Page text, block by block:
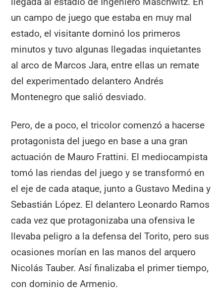
un campo de juego que estaba en muy mal
estado, el visitante dominó los primeros
minutos y tuvo algunas llegadas inquietantes
al arco de Marcos Jara, entre ellas un remate
del experimentado delantero Andrés
Montenegro que salió desviado.
Pero, de a poco, el tricolor comenzó a hacerse
protagonista del juego en base a una gran
actuación de Mauro Frattini. El mediocampista
tomó las riendas del juego y se transformó en
el eje de cada ataque, junto a Gustavo Medina y
Sebastián López. El delantero Leonardo Ramos
cada vez que protagonizaba una ofensiva le
llevaba peligro a la defensa del Torito, pero sus
ocasiones morían en las manos del arquero
Nicolás Tauber. Así finalizaba el primer tiempo,
con dominio de Armenio.